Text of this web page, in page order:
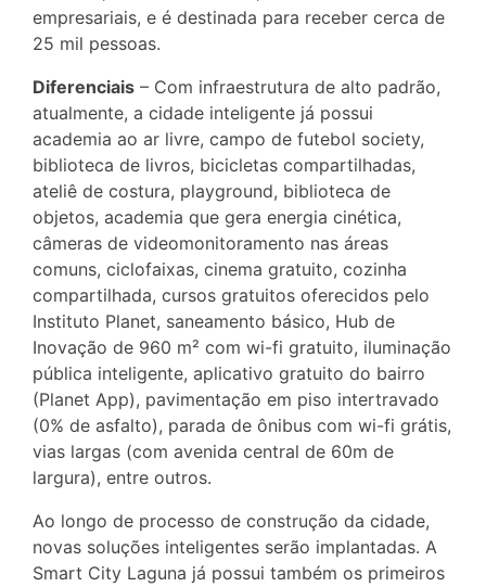
empresariais, e é destinada para receber cerca de
25 mil pessoas.
Diferenciais – Com infraestrutura de alto padrão,
atualmente, a cidade inteligente já possui
academia ao ar livre, campo de futebol society,
biblioteca de livros, bicicletas compartilhadas,
ateliê de costura, playground, biblioteca de
objetos, academia que gera energia cinética,
câmeras de videomonitoramento nas áreas
comuns, ciclofaixas, cinema gratuito, cozinha
compartilhada, cursos gratuitos oferecidos pelo
Instituto Planet, saneamento básico, Hub de
Inovação de 960 m² com wi-fi gratuito, iluminação
pública inteligente, aplicativo gratuito do bairro
(Planet App), pavimentação em piso intertravado
(0% de asfalto), parada de ônibus com wi-fi grátis,
vias largas (com avenida central de 60m de
largura), entre outros.
Ao longo de processo de construção da cidade,
novas soluções inteligentes serão implantadas. A
Smart City Laguna já possui também os primeiros